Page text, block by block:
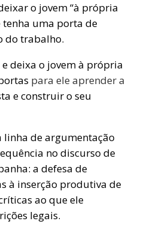
o jovem “à própria
uma porta de
do trabalho.
e deixa o jovem à própria
para ele aprender a
e construir o seu
linha de argumentação
no discurso de
a defesa de
à inserção produtiva de
ao que ele
legais.